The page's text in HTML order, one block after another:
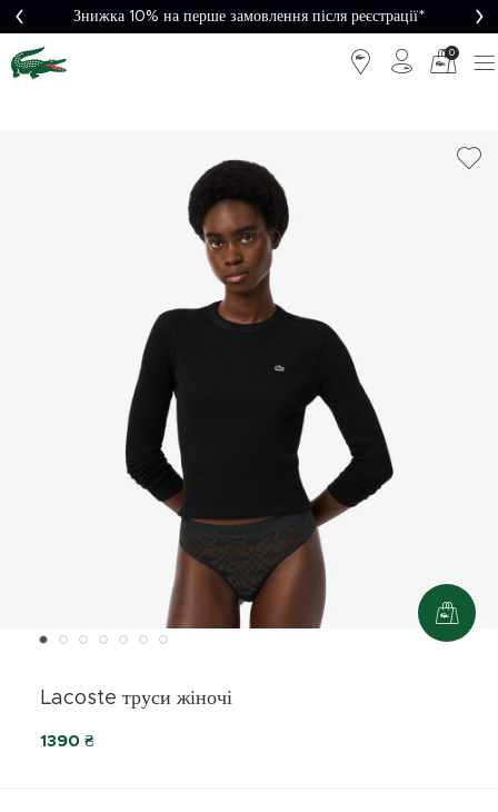
Знижка 10% на перше замовлення після реєстрації*
0
Lacoste труси жіночі
1390 ₴
повернення
Безкоштовна
доставка від
5000₴*